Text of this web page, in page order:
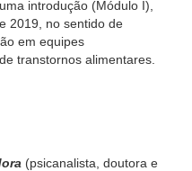
introdução (Módulo I),
2019, no sentido de
em equipes
transtornos alimentares.
(psicanalista, doutora e